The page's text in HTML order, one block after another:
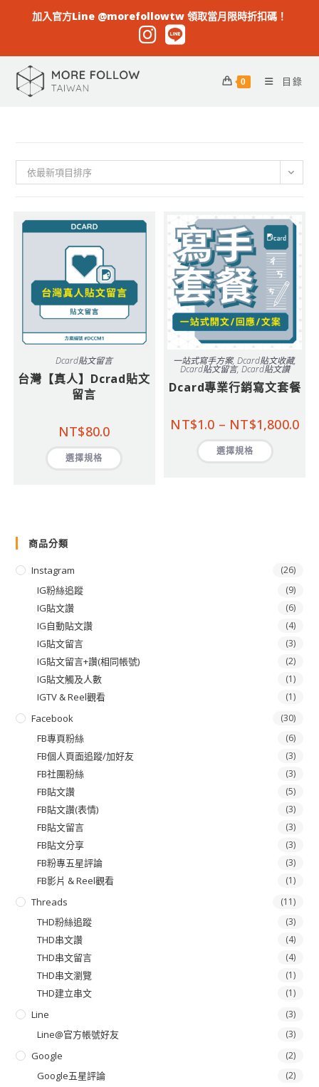
加入官方Line @morefollowtw 領取當月限時折扣碼！
0 目錄
依最新項目排序
Dcard貼文留言
台灣【真人】Dcrad貼文
留言
NT$80.0
選擇規格
一站式寫手方案,Dcard貼文收藏,
Dcard貼文留言, Dcard貼文讚
Dcard專業行銷寫文套餐
NT$1.0 – NT$1,800.0
選擇規格
商品分類
Instagram (26)
IG粉絲追蹤 (9)
IG貼文讚 (6)
IG自動貼文讚 (4)
IG貼文留言 (3)
IG貼文留言+讚(相同帳號) (2)
IG貼文觸及人數 (1)
IGTV & Reel觀看 (1)
Facebook (30)
FB專頁粉絲 (6)
FB個人頁面追蹤/加好友 (3)
FB社團粉絲 (3)
FB貼文讚 (5)
FB貼文讚(表情) (3)
FB貼文留言 (3)
FB貼文分享 (3)
FB粉專五星評論 (3)
FB影片 & Reel觀看 (1)
Threads (11)
THD粉絲追蹤 (3)
THD串文讚 (4)
THD串文留言 (4)
THD串文瀏覽 (1)
THD建立串文 (1)
Line (3)
Line@官方帳號好友 (3)
Google (2)
Google五星評論 (2)